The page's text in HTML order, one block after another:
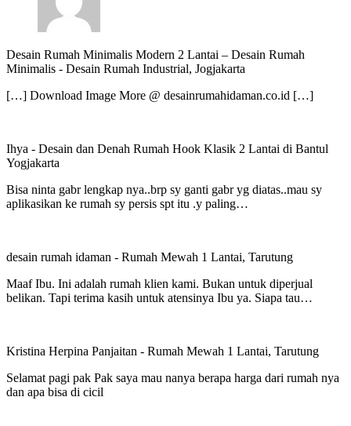
Desain Rumah Minimalis Modern 2 Lantai – Desain Rumah
Minimalis - Desain Rumah Industrial, Jogjakarta
[…] Download Image More @ desainrumahidaman.co.id […]
Ihya - Desain dan Denah Rumah Hook Klasik 2 Lantai di Bantul
Yogjakarta
Bisa ninta gabr lengkap nya..brp sy ganti gabr yg diatas..mau sy
aplikasikan ke rumah sy persis spt itu .y paling…
desain rumah idaman - Rumah Mewah 1 Lantai, Tarutung
Maaf Ibu. Ini adalah rumah klien kami. Bukan untuk diperjual
belikan. Tapi terima kasih untuk atensinya Ibu ya. Siapa tau…
Kristina Herpina Panjaitan - Rumah Mewah 1 Lantai, Tarutung
Selamat pagi pak Pak saya mau nanya berapa harga dari rumah nya
dan apa bisa di cicil